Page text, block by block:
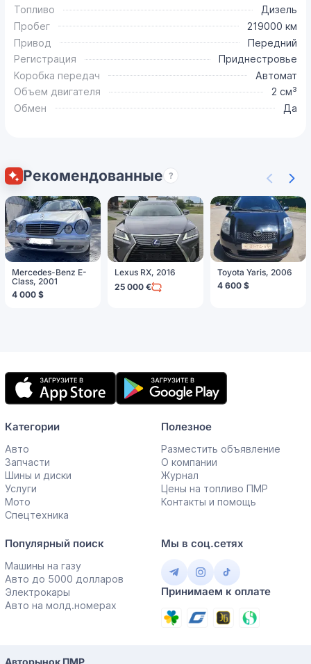
Топливо
Дизель
Пробег
219000 км
Привод
Передний
Регистрация
Приднестровье
Коробка передач
Автомат
Объем двигателя
2 см³
Обмен
Да
Рекомендованные ?
Mercedes-Benz E-
Class, 2001
4 000 $
Lexus RX, 2016
25 000 €
Toyota Yaris, 2006
4 600 $
Мобильное
приложение
Категории
Авто
Запчасти
Шины и диски
Услуги
Мото
Спецтехника
Полезное
Разместить объявление
О компании
Журнал
Цены на топливо ПМР
Контакты и помощь
Популярный поиск
Машины на газу
Авто до 5000 долларов
Электрокары
Авто на молд.номерах
Мы в соц.сетях
Принимаем к оплате